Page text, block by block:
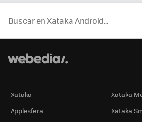
Xataka
Xataka
Applesfera
Xataka